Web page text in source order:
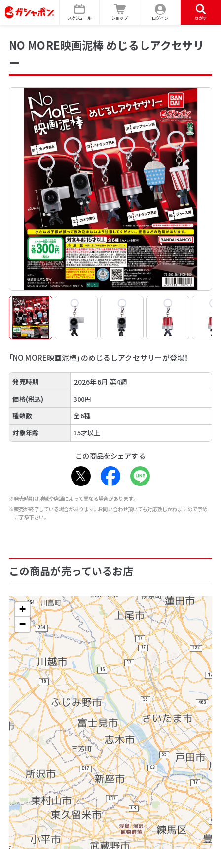
スケジュール ショップ ログイン さがす
NO MORE映画泥棒 めじるしアクセサリ
ー
「NO MORE映画泥棒」のめじるしアクセサリーが登場！
発売時期 2026年6月 第4週
価格(税込)
300円
種類数
全6種
対象年齢
15才以上
この商品をシェアする
※発売時期は地域や店舗によって異なる場合があります。
※販売が終了している場合があります。お問い合わせ頂いても対応致しかねますので予め
ご了承下さい。
この商品が売っているお店
+
−